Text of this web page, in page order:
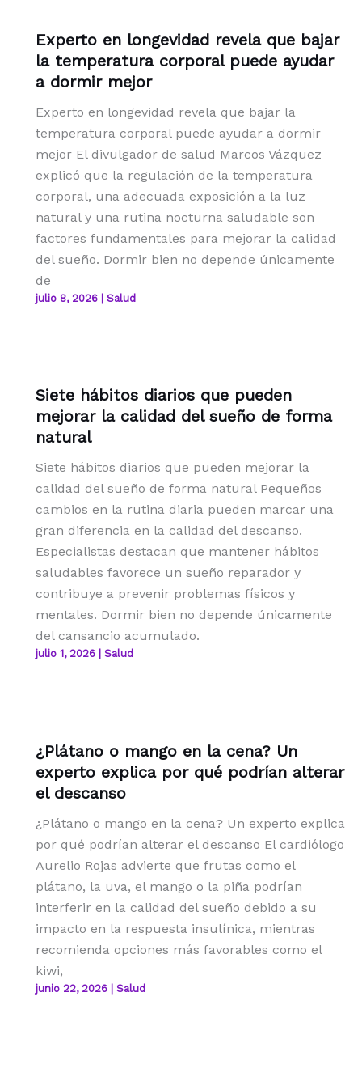
Experto en longevidad revela que bajar
la temperatura corporal puede ayudar
a dormir mejor
Experto en longevidad revela que bajar la
temperatura corporal puede ayudar a dormir
mejor El divulgador de salud Marcos Vázquez
explicó que la regulación de la temperatura
corporal, una adecuada exposición a la luz
natural y una rutina nocturna saludable son
factores fundamentales para mejorar la calidad
del sueño. Dormir bien no depende únicamente
de
julio 8, 2026 | Salud
Siete hábitos diarios que pueden
mejorar la calidad del sueño de forma
natural
Siete hábitos diarios que pueden mejorar la
calidad del sueño de forma natural Pequeños
cambios en la rutina diaria pueden marcar una
gran diferencia en la calidad del descanso.
Especialistas destacan que mantener hábitos
saludables favorece un sueño reparador y
contribuye a prevenir problemas físicos y
mentales. Dormir bien no depende únicamente
del cansancio acumulado.
julio 1, 2026 Salud
¿Plátano o mango en la cena? Un
experto explica por qué podrían alterar
el descanso
¿Plátano o mango en la cena? Un experto explica
por qué podrían alterar el descanso El cardiólogo
Aurelio Rojas advierte que frutas como el
plátano, la uva, el mango o la piña podrían
interferir en la calidad del sueño debido a su
impacto en la respuesta insulínica, mientras
recomienda opciones más favorables como el
kiwi,
junio 22, 2026 Salud